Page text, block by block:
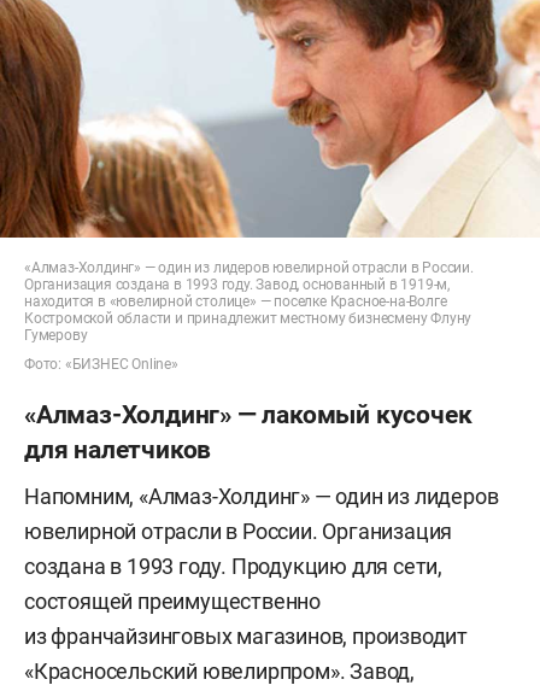
«Алмаз-Холдинг» — один из лидеров ювелирной отрасли в России.
Организация создана в 1993 году. Завод, основанный в 1919-м,
находится в «ювелирной столице» — поселке Красное-на-Волге
Костромской области и принадлежит местному бизнесмену Флуну
Гумерову
Фото: «БИЗНЕС Online»
«Алмаз-Холдинг» — лакомый кусочек
для налетчиков
Напомним, «Алмаз-Холдинг» — один из лидеров
ювелирной отрасли в России. Организация
создана в 1993 году. Продукцию для сети,
состоящей преимущественно
из франчайзинговых магазинов, производит
«Красносельский ювелирпром». Завод,